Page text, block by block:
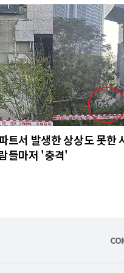
트서 발생한 상상도 못한
들마저 '충격'